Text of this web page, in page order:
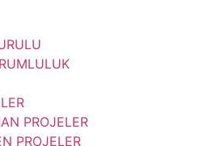
PROJELER
PROJELER